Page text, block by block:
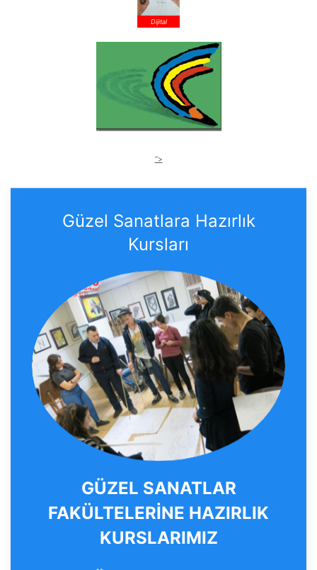
Dijital
“>
Güzel Sanatlara Hazırlık
Kursları
GÜZEL SANATLAR
FAKÜLTELERİNE HAZIRLIK
KURSLARIMIZ